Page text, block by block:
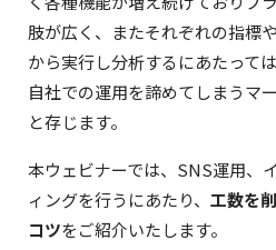
肢が広く、またそれぞれの指標
から実行し分析するにあたって
自社での運用を諦めてしまうマ
と存じます。
本ウェビナーでは、SNS運用、
ィングを行うにあたり、 工数を
コツをご紹介いたします。